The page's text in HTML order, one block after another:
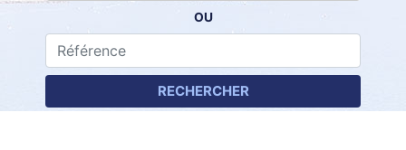
LOCATION
OU
RECHERCHER